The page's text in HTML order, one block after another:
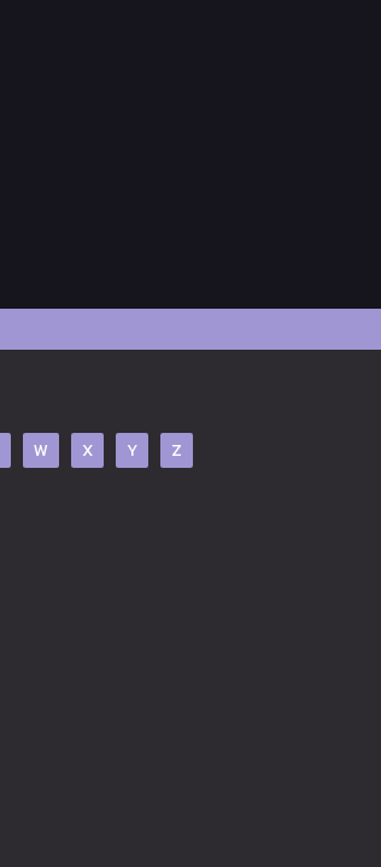
W X Y Z